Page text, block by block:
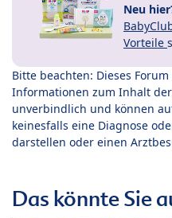
Neu
Vorteile
Bitte beachten: Dieses
Informationen zum Inhalt
unverbindlich und können
keinesfalls eine Diagnose
darstellen oder einen
Das könnte Sie